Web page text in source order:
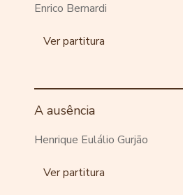
Enrico Bernardi
Ver partitura
A ausência
Henrique Eulálio Gurjão
Ver partitura